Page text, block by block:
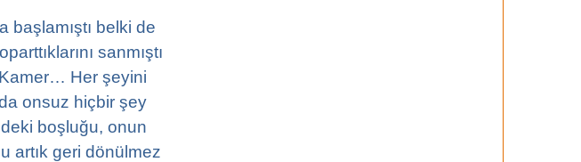
belki de
sanmıştı
Her şeyini
onsuz hiçbir şey
boşluğu, onun
artık geri dönülmez